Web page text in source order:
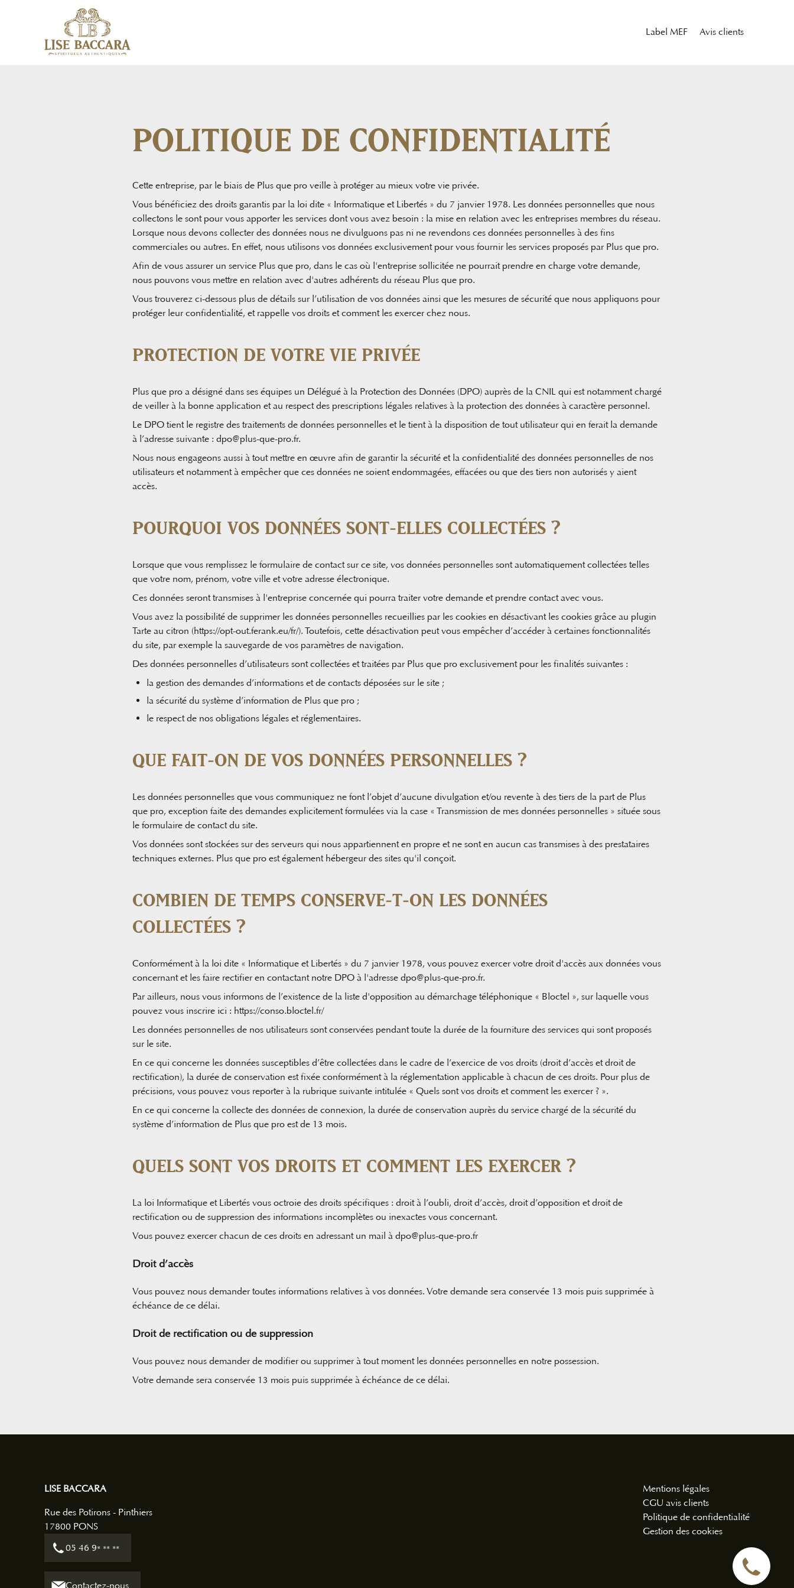
05 46 9
Label MEF Avis clients
POLITIQUE DE CONFIDENTIALITÉ
Cette entreprise, par le biais de Plus que pro veille à protéger au mieux votre vie privée.
Vous bénéficiez des droits garantis par la loi dite « Informatique et Libertés » du 7 janvier 1978. Les données personnelles que nous
collectons le sont pour vous apporter les services dont vous avez besoin : la mise en relation avec les entreprises membres du réseau.
Lorsque nous devons collecter des données nous ne divulguons pas ni ne revendons ces données personnelles à des fins
commerciales ou autres. En effet, nous utilisons vos données exclusivement pour vous fournir les services proposés par Plus que pro.
Afin de vous assurer un service Plus que pro, dans le cas où l'entreprise sollicitée ne pourrait prendre en charge votre demande,
nous pouvons vous mettre en relation avec d'autres adhérents du réseau Plus que pro.
Vous trouverez ci-dessous plus de détails sur l’utilisation de vos données ainsi que les mesures de sécurité que nous appliquons pour
protéger leur confidentialité, et rappelle vos droits et comment les exercer chez nous.
PROTECTION DE VOTRE VIE PRIVÉE
Plus que pro a désigné dans ses équipes un Délégué à la Protection des Données (DPO) auprès de la CNIL qui est notamment chargé
de veiller à la bonne application et au respect des prescriptions légales relatives à la protection des données à caractère personnel.
Le DPO tient le registre des traitements de données personnelles et le tient à la disposition de tout utilisateur qui en ferait la demande
à l’adresse suivante : dpo@plus-que-pro.fr.
Nous nous engageons aussi à tout mettre en œuvre afin de garantir la sécurité et la confidentialité des données personnelles de nos
utilisateurs et notamment à empêcher que ces données ne soient endommagées, effacées ou que des tiers non autorisés y aient
accès.
POURQUOI VOS DONNÉES SONT-ELLES COLLECTÉES ?
Lorsque que vous remplissez le formulaire de contact sur ce site, vos données personnelles sont automatiquement collectées telles
que votre nom, prénom, votre ville et votre adresse électronique.
Ces données seront transmises à l'entreprise concernée qui pourra traiter votre demande et prendre contact avec vous.
Vous avez la possibilité de supprimer les données personnelles recueillies par les cookies en désactivant les cookies grâce au plugin
Tarte au citron (https://opt-out.ferank.eu/fr/). Toutefois, cette désactivation peut vous empêcher d’accéder à certaines fonctionnalités
du site, par exemple la sauvegarde de vos paramètres de navigation.
Des données personnelles d’utilisateurs sont collectées et traitées par Plus que pro exclusivement pour les finalités suivantes :
la gestion des demandes d’informations et de contacts déposées sur le site ;
la sécurité du système d’information de Plus que pro ;
le respect de nos obligations légales et réglementaires.
QUE FAIT-ON DE VOS DONNÉES PERSONNELLES ?
Les données personnelles que vous communiquez ne font l’objet d’aucune divulgation et/ou revente à des tiers de la part de Plus
que pro, exception faite des demandes explicitement formulées via la case « Transmission de mes données personnelles » située sous
le formulaire de contact du site.
Vos données sont stockées sur des serveurs qui nous appartiennent en propre et ne sont en aucun cas transmises à des prestataires
techniques externes. Plus que pro est également hébergeur des sites qu'il conçoit.
COMBIEN DE TEMPS CONSERVE-T-ON LES DONNÉES
COLLECTÉES ?
Conformément à la loi dite « Informatique et Libertés » du 7 janvier 1978, vous pouvez exercer votre droit d'accès aux données vous
concernant et les faire rectifier en contactant notre DPO à l'adresse dpo@plus-que-pro.fr.
Par ailleurs, nous vous informons de l’existence de la liste d'opposition au démarchage téléphonique « Bloctel », sur laquelle vous
pouvez vous inscrire ici : https://conso.bloctel.fr/
Les données personnelles de nos utilisateurs sont conservées pendant toute la durée de la fourniture des services qui sont proposés
sur le site.
En ce qui concerne les données susceptibles d’être collectées dans le cadre de l’exercice de vos droits (droit d’accès et droit de
rectification), la durée de conservation est fixée conformément à la réglementation applicable à chacun de ces droits. Pour plus de
précisions, vous pouvez vous reporter à la rubrique suivante intitulée « Quels sont vos droits et comment les exercer ? ».
En ce qui concerne la collecte des données de connexion, la durée de conservation auprès du service chargé de la sécurité du
système d’information de Plus que pro est de 13 mois.
QUELS SONT VOS DROITS ET COMMENT LES EXERCER ?
La loi Informatique et Libertés vous octroie des droits spécifiques : droit à l’oubli, droit d’accès, droit d’opposition et droit de
rectification ou de suppression des informations incomplètes ou inexactes vous concernant.
Vous pouvez exercer chacun de ces droits en adressant un mail à dpo@plus-que-pro.fr
Droit d’accès
Vous pouvez nous demander toutes informations relatives à vos données. Votre demande sera conservée 13 mois puis supprimée à
échéance de ce délai.
Droit de rectification ou de suppression
Vous pouvez nous demander de modifier ou supprimer à tout moment les données personnelles en notre possession.
Votre demande sera conservée 13 mois puis supprimée à échéance de ce délai.
LISE BACCARA
Rue des Potirons - Pinthiers
17800 PONS
05 46 9* ** **
Contactez-nous
Mentions légales
CGU avis clients
Politique de confidentialité
Gestion des cookies